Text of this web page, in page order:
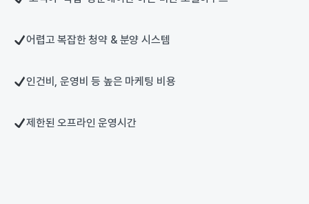
어렵고 복잡한 청약 & 분양 시스템
인건비, 운영비 등 높은 마케팅 비용
제한된 오프라인 운영시간